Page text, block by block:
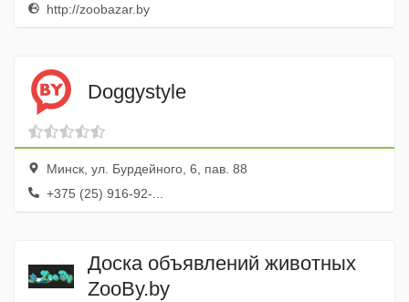
http://zoobazar.by
Doggystyle
Минск, ул. Бурдейного, 6, пав. 88
+375 (25) 916-92-...
Доска объявлений животных
ZooBy.by